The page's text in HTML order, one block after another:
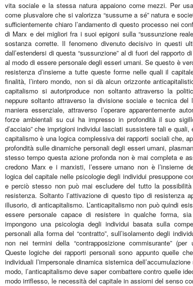
vita sociale e la stessa natura appaiono come mezzi. Per
come plusvalore che si valorizza “sussume a sé” natura e
sufficientemente chiaro l’andamento di questo processo nei
di Marx e dei migliori fra i suoi epigoni sulla “sussunzione
sostanza corrette. Il fenomeno divenuto decisivo in questi
dall’estendersi di questa “sussunzione” al di fuori del rapporto
al modo di essere personale degli esseri umani. Se questo è
resistenza d’insieme a tutte queste forme nelle quali il
finalità, l’intero mondo, non si dà alcun orizzonte
capitalismo si autoriproduce non soltanto attraverso la
neppure soltanto attraverso la divisione sociale e tecnica
maniera essenziale, attraverso l’operare apparentemente
forze ambientali su cui ha impresso in profondità il suo
d’acciaio” che imprigioni individui lasciati sussistere tali e
capitalismo è una logica complessiva dei rapporti sociali che,
profondità sulle dinamiche personali degli esseri umani,
stesso tempo questa azione profonda non è mai completa e
credono Marx e i marxisti, l’essere umano non è l’insieme
logica del capitale nelle psicologie degli individui presuppone
e perciò stesso non può mai escludere del tutto la
resistenza. Soltanto l’attivazione di questo tipo di resistenza
illusorio, di anticapitalismo. L’anticapitalismo non può quindi
essere personale capace di resistere in qualche forma,
impongono una psicologia degli individui basata sulla
personali alla forma del “contratto”, sull’isolamento degli
non nei termini della “contrapposizione commisurante” (per
Queste logiche dei rapporti personali sono appunto quelle
individuali l’impersonale dinamica sistemica
modo, l’anticapitalismo deve saper combattere contro quelle
modo irriflesso, le necessità del capitale in assiomi del senso